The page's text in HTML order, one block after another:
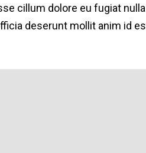
cillum dolore eu fugiat
deserunt mollit anim id